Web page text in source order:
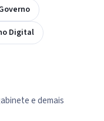
Digital
e demais